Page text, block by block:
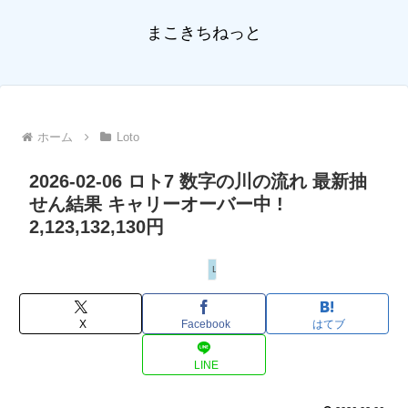
まこきちねっと
ホーム Loto
2026-02-06 ロト7 数字の川の流れ 最新抽
せん結果 キャリーオーバー中 !
2,123,132,130円
Loto
X Facebook はてブ
LINE